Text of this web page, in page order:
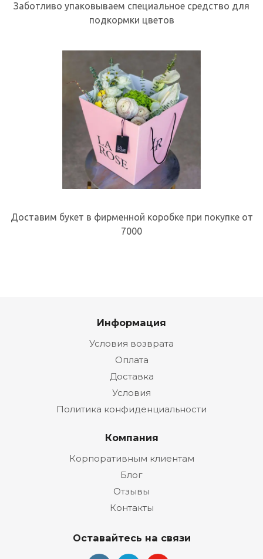
Заботливо упаковываем специальное средство для
подкормки цветов
Доставим букет в фирменной коробке при покупке от
7000
Информация
Условия возврата
Оплата
Доставка
Условия
Политика конфиденциальности
Компания
Корпоративным клиентам
Блог
Отзывы
Контакты
Оставайтесь на связи